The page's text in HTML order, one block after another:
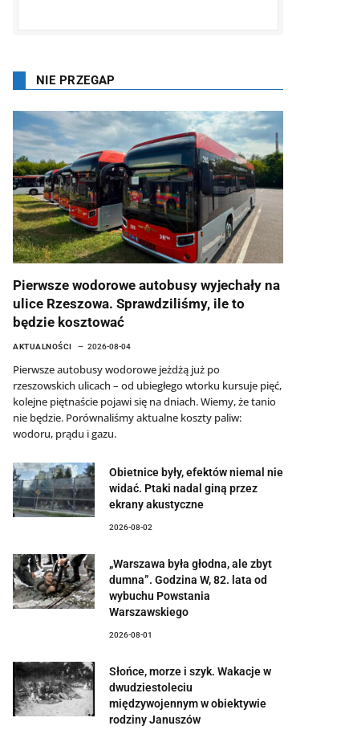
NIE PRZEGAP
Pierwsze wodorowe autobusy wyjechały na
ulice Rzeszowa. Sprawdziliśmy, ile to
będzie kosztować
AKTUALNOŚCI 2026-08-04
Pierwsze autobusy wodorowe jeżdżą już po
rzeszowskich ulicach – od ubiegłego wtorku kursuje pięć,
kolejne piętnaście pojawi się na dniach. Wiemy, że tanio
nie będzie. Porównaliśmy aktualne koszty paliw:
wodoru, prądu i gazu.
Obietnice były, efektów niemal nie
widać. Ptaki nadal giną przez
ekrany akustyczne
2026-08-02
„Warszawa była głodna, ale zbyt
dumna”. Godzina W, 82. lata od
wybuchu Powstania
Warszawskiego
2026-08-01
Słońce, morze i szyk. Wakacje w
dwudziestoleciu
międzywojennym w obiektywie
rodziny Januszów